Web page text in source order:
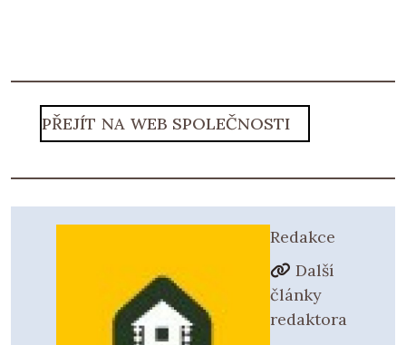
PŘEJÍT NA WEB SPOLEČNOSTI
Redakce
Další
články
redaktora